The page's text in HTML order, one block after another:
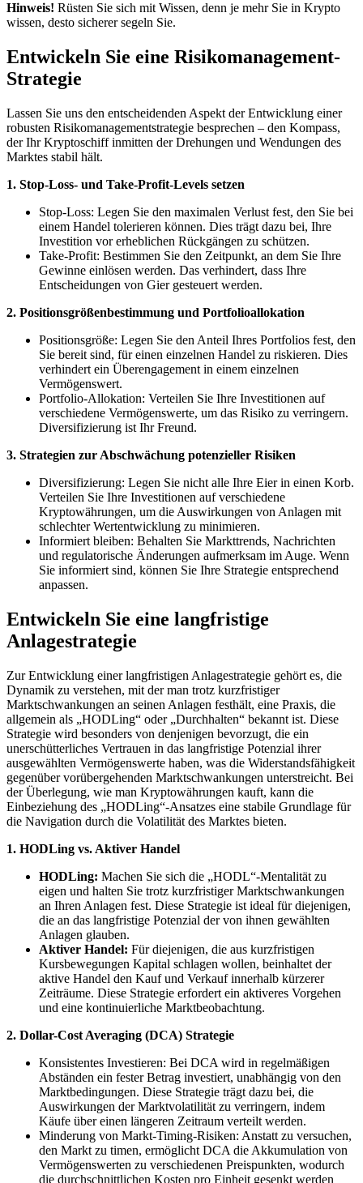
Hinweis! Rüsten Sie sich mit Wissen, denn je mehr Sie in Krypto
wissen, desto sicherer segeln Sie.
Entwickeln Sie eine Risikomanagement-
Strategie
Lassen Sie uns den entscheidenden Aspekt der Entwicklung einer
robusten Risikomanagementstrategie besprechen – den Kompass,
der Ihr Kryptoschiff inmitten der Drehungen und Wendungen des
Marktes stabil hält.
1. Stop-Loss- und Take-Profit-Levels setzen
Stop-Loss: Legen Sie den maximalen Verlust fest, den Sie bei
einem Handel tolerieren können. Dies trägt dazu bei, Ihre
Investition vor erheblichen Rückgängen zu schützen.
Take-Profit: Bestimmen Sie den Zeitpunkt, an dem Sie Ihre
Gewinne einlösen werden. Das verhindert, dass Ihre
Entscheidungen von Gier gesteuert werden.
2. Positionsgrößenbestimmung und Portfolioallokation
Positionsgröße: Legen Sie den Anteil Ihres Portfolios fest, den
Sie bereit sind, für einen einzelnen Handel zu riskieren. Dies
verhindert ein Überengagement in einem einzelnen
Vermögenswert.
Portfolio-Allokation: Verteilen Sie Ihre Investitionen auf
verschiedene Vermögenswerte, um das Risiko zu verringern.
Diversifizierung ist Ihr Freund.
3. Strategien zur Abschwächung potenzieller Risiken
Diversifizierung: Legen Sie nicht alle Ihre Eier in einen Korb.
Verteilen Sie Ihre Investitionen auf verschiedene
Kryptowährungen, um die Auswirkungen von Anlagen mit
schlechter Wertentwicklung zu minimieren.
Informiert bleiben: Behalten Sie Markttrends, Nachrichten
und regulatorische Änderungen aufmerksam im Auge. Wenn
Sie informiert sind, können Sie Ihre Strategie entsprechend
anpassen.
Entwickeln Sie eine langfristige
Anlagestrategie
Zur Entwicklung einer langfristigen Anlagestrategie gehört es, die
Dynamik zu verstehen, mit der man trotz kurzfristiger
Marktschwankungen an seinen Anlagen festhält, eine Praxis, die
allgemein als „HODLing“ oder „Durchhalten“ bekannt ist. Diese
Strategie wird besonders von denjenigen bevorzugt, die ein
unerschütterliches Vertrauen in das langfristige Potenzial ihrer
ausgewählten Vermögenswerte haben, was die Widerstandsfähigkeit
gegenüber vorübergehenden Marktschwankungen unterstreicht. Bei
der Überlegung, wie man Kryptowährungen kauft, kann die
Einbeziehung des „HODLing“-Ansatzes eine stabile Grundlage für
die Navigation durch die Volatilität des Marktes bieten.
1. HODLing vs. Aktiver Handel
HODLing: Machen Sie sich die „HODL“-Mentalität zu
eigen und halten Sie trotz kurzfristiger Marktschwankungen
an Ihren Anlagen fest. Diese Strategie ist ideal für diejenigen,
die an das langfristige Potenzial der von ihnen gewählten
Anlagen glauben.
Aktiver Handel: Für diejenigen, die aus kurzfristigen
Kursbewegungen Kapital schlagen wollen, beinhaltet der
aktive Handel den Kauf und Verkauf innerhalb kürzerer
Zeiträume. Diese Strategie erfordert ein aktiveres Vorgehen
und eine kontinuierliche Marktbeobachtung.
2. Dollar-Cost Averaging (DCA) Strategie
Konsistentes Investieren: Bei DCA wird in regelmäßigen
Abständen ein fester Betrag investiert, unabhängig von den
Marktbedingungen. Diese Strategie trägt dazu bei, die
Auswirkungen der Marktvolatilität zu verringern, indem
Käufe über einen längeren Zeitraum verteilt werden.
Minderung von Markt-Timing-Risiken: Anstatt zu versuchen,
den Markt zu timen, ermöglicht DCA die Akkumulation von
Vermögenswerten zu verschiedenen Preispunkten, wodurch
die durchschnittlichen Kosten pro Einheit gesenkt werden